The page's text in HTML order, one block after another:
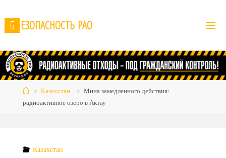
to
content
Б ЕЗОПАСНОСТЬ РАО
HomeКазахстан
Мина замедленного действия:
радиоактивное озеро в Актау
Казахстан